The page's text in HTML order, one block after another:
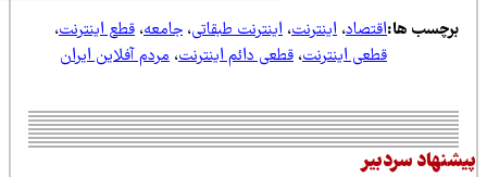
ها:اقتصاد،اینترنت،اینترنت طبقاتی،جامعه،قطع اینترنت،
قطعی اینترنت،قطعی دائم اینترنت،مردم آفلاین ایران
سردبیر